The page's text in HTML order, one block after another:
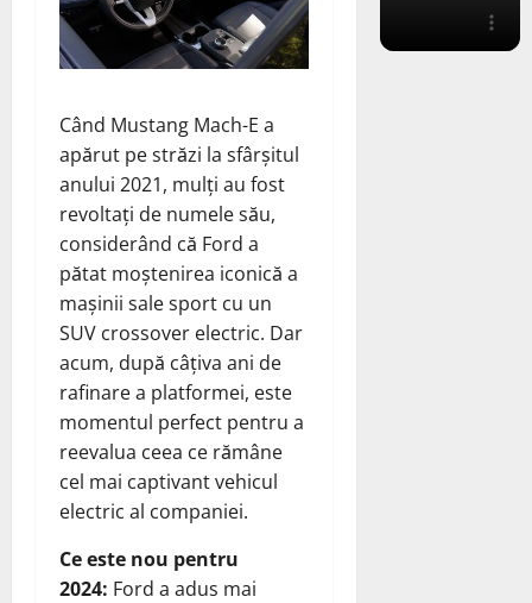
Când Mustang Mach-E a
apărut pe străzi la sfârșitul
anului 2021, mulți au fost
revoltați de numele său,
considerând că Ford a
pătat moștenirea iconică a
mașinii sale sport cu un
SUV crossover electric. Dar
acum, după câțiva ani de
rafinare a platformei, este
momentul perfect pentru a
reevalua ceea ce rămâne
cel mai captivant vehicul
electric al companiei.
Ce este nou pentru
2024: Ford a adus mai